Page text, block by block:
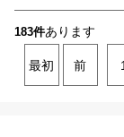
183件あります
最初 前 1